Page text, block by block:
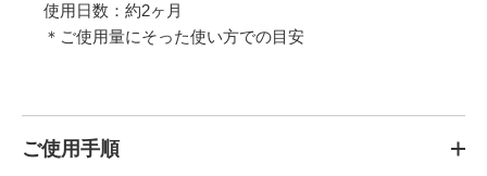
使用日数：約2ヶ月
＊ご使用量にそった使い方での目安
ご使用手順